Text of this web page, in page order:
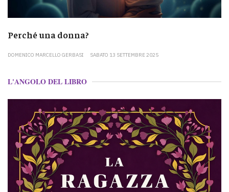
Perché una donna?
DOMENICO MARCELLO GERBASI SABATO 13 SETTEMBRE 2025
L'ANGOLO DEL LIBRO